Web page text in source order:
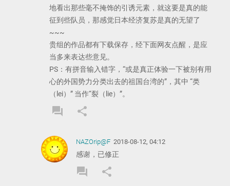
地看出那些毫不掩饰的引诱元素，就这要是真的能
征到些队员，那感觉日本经济复苏是真的无望了
~~~
贵组的作品都有下载保存，经下面网友点醒，是应
当多来表达些意见。
PS：有拼音输入错字，“或是真正体验一下被别有用
心的外国势力分类出去的祖国台湾的”，其中 “类
（lei）” 当作“裂（lie）”。
forumREPLY
shareSHARE
NAZOrip@F 2018-08-12, 04:12
感谢，已修正
forumREPLY
shareSHARE